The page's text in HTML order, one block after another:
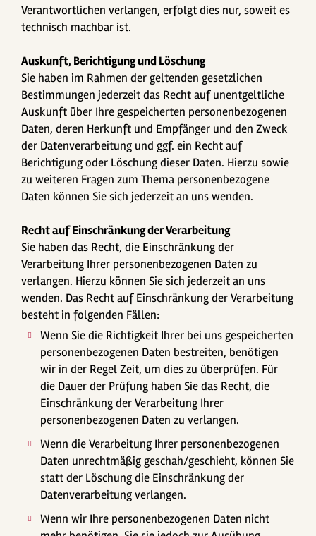
Verantwortlichen verlangen, erfolgt dies nur, soweit es
technisch machbar ist.
Auskunft, Berichtigung und Löschung
Sie haben im Rahmen der geltenden gesetzlichen
Bestimmungen jederzeit das Recht auf unentgeltliche
Auskunft über Ihre gespeicherten personenbezogenen
Daten, deren Herkunft und Empfänger und den Zweck
der Datenverarbeitung und ggf. ein Recht auf
Berichtigung oder Löschung dieser Daten. Hierzu sowie
zu weiteren Fragen zum Thema personenbezogene
Daten können Sie sich jederzeit an uns wenden.
Recht auf Einschränkung der Verarbeitung
Sie haben das Recht, die Einschränkung der
Verarbeitung Ihrer personenbezogenen Daten zu
verlangen. Hierzu können Sie sich jederzeit an uns
wenden. Das Recht auf Einschränkung der Verarbeitung
besteht in folgenden Fällen:
Wenn Sie die Richtigkeit Ihrer bei uns gespeicherten
personenbezogenen Daten bestreiten, benötigen
wir in der Regel Zeit, um dies zu überprüfen. Für
die Dauer der Prüfung haben Sie das Recht, die
Einschränkung der Verarbeitung Ihrer
personenbezogenen Daten zu verlangen.
Wenn die Verarbeitung Ihrer personenbezogenen
Daten unrechtmäßig geschah/geschieht, können Sie
statt der Löschung die Einschränkung der
Datenverarbeitung verlangen.
Wenn wir Ihre personenbezogenen Daten nicht